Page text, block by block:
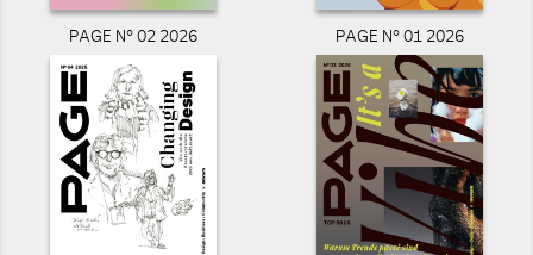
PAGE N° 02 2026 PAGE N° 01 2026